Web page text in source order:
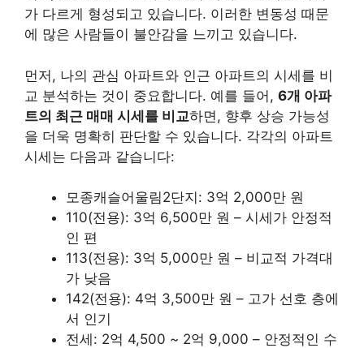
가 다르게 형성되고 있습니다. 이러한 변동성 때문
에 많은 사람들이 불안감을 느끼고 있습니다.
먼저, 나의 관심 아파트와 인근 아파트의 시세를 비
교 분석하는 것이 중요합니다. 예를 들어, 6개 아파
트의 최근 매매 시세를 비교하면, 향후 상승 가능성
을 더욱 명확히 판단할 수 있습니다. 각각의 아파트
시세는 다음과 같습니다:
모종캐슬어울림2단지: 3억 2,000만 원
110(전용): 3억 6,500만 원 – 시세가 안정적
인 편
113(전용): 3억 5,000만 원 – 비교적 가격대
가 낮음
142(전용): 4억 3,500만 원 – 고가 선호 층에
서 인기
전세: 2억 4,500 ~ 2억 9,000 – 안정적인 수